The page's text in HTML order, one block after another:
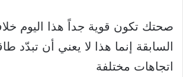
صحتك تكون قوية جداً هذا اليوم
السابقة إنما هذا لا يعني أن تبدّد
اتجاهات مختلفة